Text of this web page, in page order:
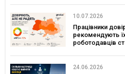
10.07.2026
Працівники
рекомендують
роботодавців
24.06.2026